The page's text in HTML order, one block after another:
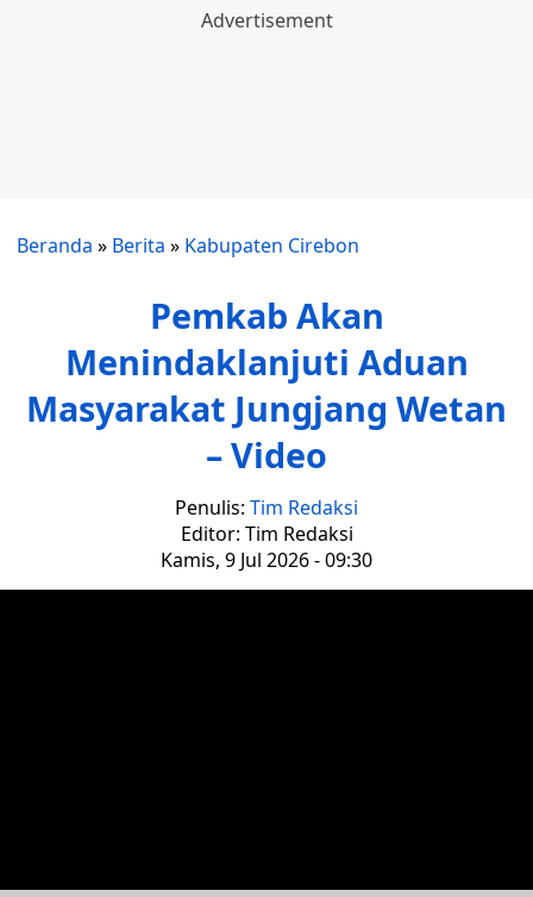
Beranda » Berita » Kabupaten Cirebon
Pemkab Akan
Menindaklanjuti Aduan
Masyarakat Jungjang Wetan
– Video
Penulis: Tim Redaksi
Editor: Tim Redaksi
Kamis, 9 Jul 2026 - 09:30